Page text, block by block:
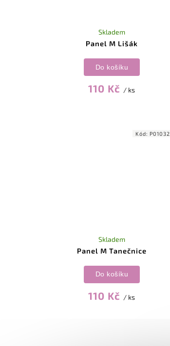
Panel M Lišák
Skladem
110 Kč / ks
Do košíku
Panel M Tanečnice
Skladem
110 Kč / ks
Do košíku
Kód: P01032